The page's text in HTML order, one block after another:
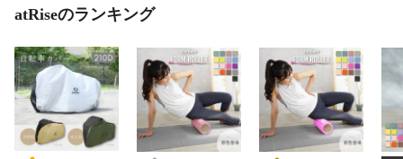
atRiseのランキング